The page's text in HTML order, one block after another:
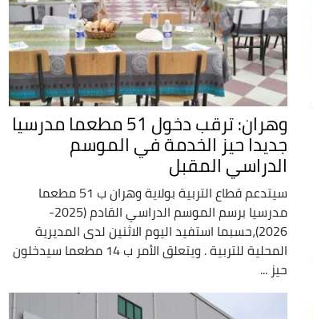
وهران: ترقب دخول 51 مطعما مدرسيا
جديدا حيز الخدمة في الموسم
الدراسي المقبل
سيتدعم قطاع التربية بولاية وهران ب 51 مطعما
مدرسيا برسم الموسم الدراسي القادم (2025-
2026)،حسبما استفيد اليوم الاثنين لدى المديرية
المحلية للتربية . ويتعلق الأمر ب 14 مطعما سيدخلون
حيز ...